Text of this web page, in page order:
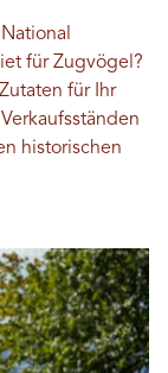
für Zugvögel?
für Ihr
historischen